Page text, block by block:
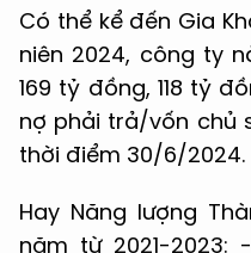
Có thể kể đến Gia
niên 2024, công ty
169 tỷ đồng, 118 tỷ
nợ phải trả/vốn chủ
thời điểm 30/6/2024.
Hay Năng lượng
năm từ 2021-